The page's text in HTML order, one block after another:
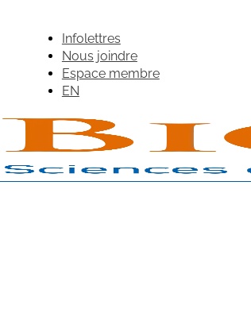
Infolettres
Nous joindre
Espace membre
EN